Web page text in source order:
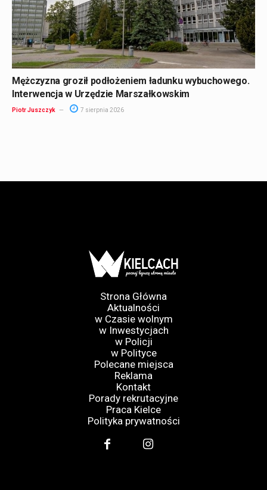
Mężczyzna groził podłożeniem ładunku wybuchowego.
Interwencja w Urzędzie Marszałkowskim
Piotr Juszczyk 7 sierpnia 2026
Strona Główna
Aktualności
w Czasie wolnym
w Inwestycjach
w Policji
w Polityce
Polecane miejsca
Reklama
Kontakt
Porady rekrutacyjne
Praca Kielce
Polityka prywatności